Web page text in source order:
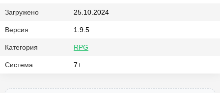
Загружено 25.10.2024
Версия 1.9.5
Категория RPG
Система 7+